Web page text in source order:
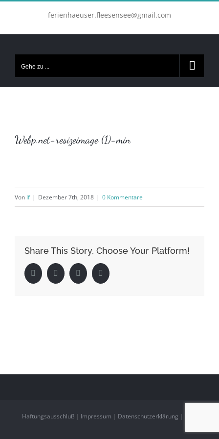
ferienhaeuser.fleesensee@gmail.com
Gehe zu ...
Webp.net-resizeimage (1)-min
Von lf | Dezember 7th, 2018 | 0 Kommentare
Share This Story, Choose Your Platform!
FacebookTwitter LinkedIn Pinterest
Haftungsausschluß | Impressum | Datenschutzerklärung |